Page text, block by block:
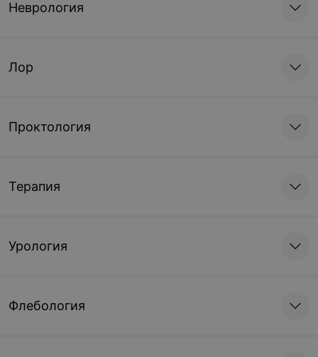
Неврология
Лор
Проктология
Терапия
Урология
Флебология